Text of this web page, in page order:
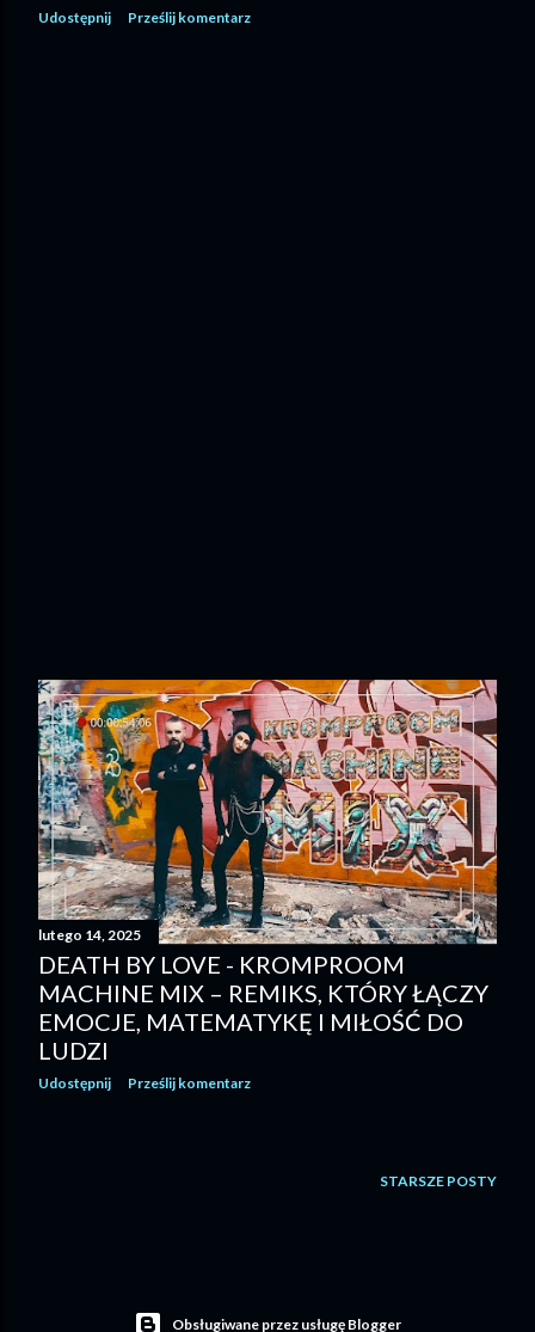
Udostępnij Prześlij komentarz
lutego 14, 2025
DEATH BY LOVE - KROMPROOM
MACHINE MIX – REMIKS, KTÓRY ŁĄCZY
EMOCJE, MATEMATYKĘ I MIŁOŚĆ DO
LUDZI
Udostępnij Prześlij komentarz
STARSZE POSTY
Obsługiwane przez usługę Blogger